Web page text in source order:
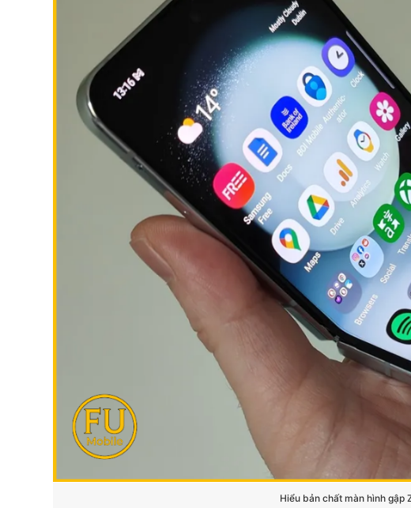
Hiểu bản chất màn hình gập